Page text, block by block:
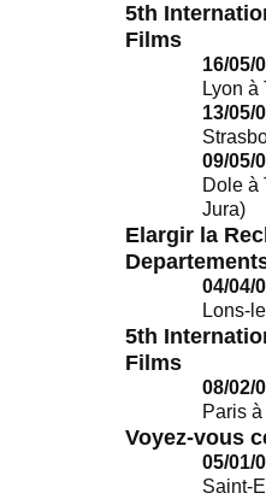
5th
Films
16/05/
Lyon à
13/05/
09/05/
Dole à
Jura)
Elargir la
04/04/
Lons-
5th
Films
08/02/
Paris à
Voyez-vous
05/01/
Saint-